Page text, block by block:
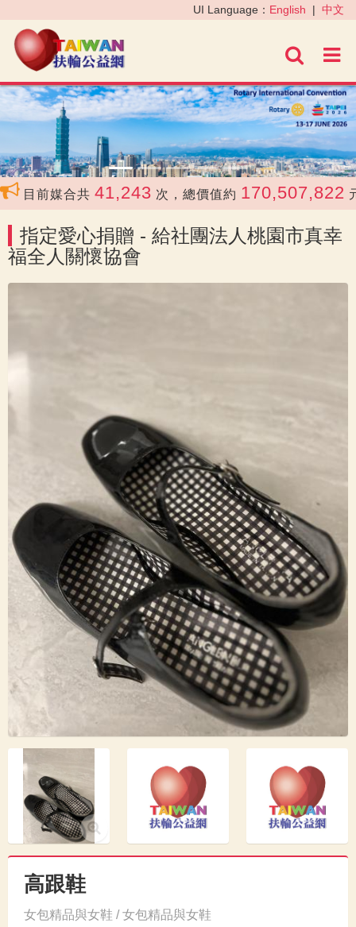
進階
UI Language： English | 中文
‹ ›
目前媒合共 41,243 次，總價值約 170,507,822 元
指定愛心捐贈 - 給社團法人桃園市真幸
福全人關懷協會
高跟鞋
女包精品與女鞋 / 女包精品與女鞋